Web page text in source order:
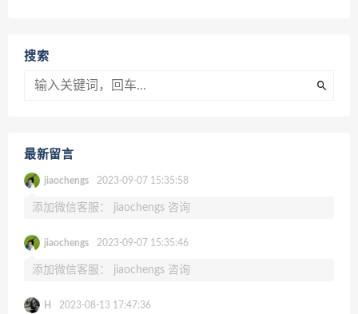
搜索
最新留言
jiaochengs 2023-09-07 15:35:58
添加微信客服： jiaochengs 咨询
jiaochengs 2023-09-07 15:35:46
添加微信客服： jiaochengs 咨询
H 2023-08-13 17:47:36